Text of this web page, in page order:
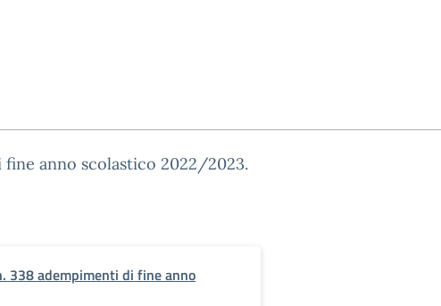
anno scolastico 2022/2023.
338 adempimenti di fine anno